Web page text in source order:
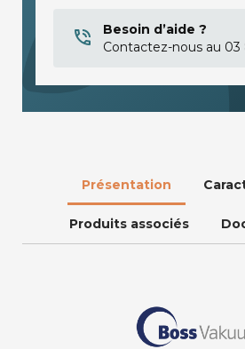
Besoin d’aide ?
Contactez-nous au 03
Présentation
Produits associés